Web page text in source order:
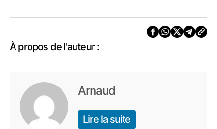
À propos de l'auteur :
Arnaud
Lire la suite